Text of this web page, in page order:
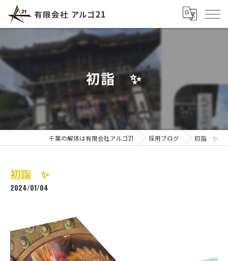
初詣 ✨
千葉の解体は有限会社アルゴ21 採用ブログ 初詣 ✨
初詣 ✨
2024/01/04